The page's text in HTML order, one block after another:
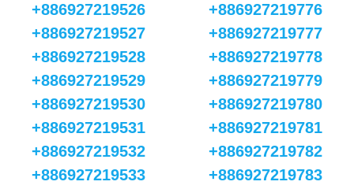
+886927219526
+886927219527
+886927219528
+886927219529
+886927219530
+886927219531
+886927219532
+886927219533
+886927219776
+886927219777
+886927219778
+886927219779
+886927219780
+886927219781
+886927219782
+886927219783